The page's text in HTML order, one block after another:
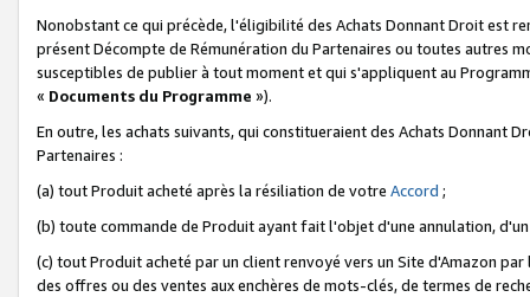
Nonobstant ce qui précède, l'éligibilité des Achats Donnant Droit est
présent Décompte de Rémunération du Partenaires ou toutes autres
susceptibles de publier à tout moment et qui s'appliquent au
« Documents du Programme »).
En outre, les achats suivants, qui constitueraient des Achats Donnant
Partenaires :
(a) tout Produit acheté après la résiliation de votre Accord ;
(b) toute commande de Produit ayant fait l'objet d'une annulation,
(c) tout Produit acheté par un client renvoyé vers un Site d'Amazon
des offres ou des ventes aux enchères de mots-clés, de termes de